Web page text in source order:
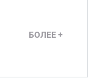
БОЛЕЕ +